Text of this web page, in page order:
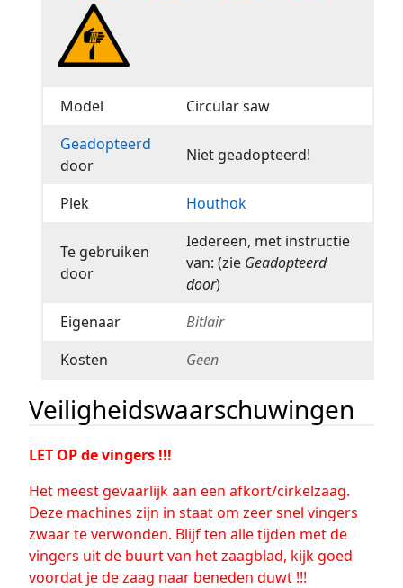
Model
Circular saw
Geadopteerd
door
Niet geadopteerd!
Plek Houthok
Te gebruiken
door
Iedereen, met instructie
van: (zie Geadopteerd
door)
Eigenaar
Bitlair
Kosten
Geen
Veiligheidswaarschuwingen
LET OP de vingers !!!
Het meest gevaarlijk aan een afkort/cirkelzaag.
Deze machines zijn in staat om zeer snel vingers
zwaar te verwonden. Blijf ten alle tijden met de
vingers uit de buurt van het zaagblad, kijk goed
voordat je de zaag naar beneden duwt !!!